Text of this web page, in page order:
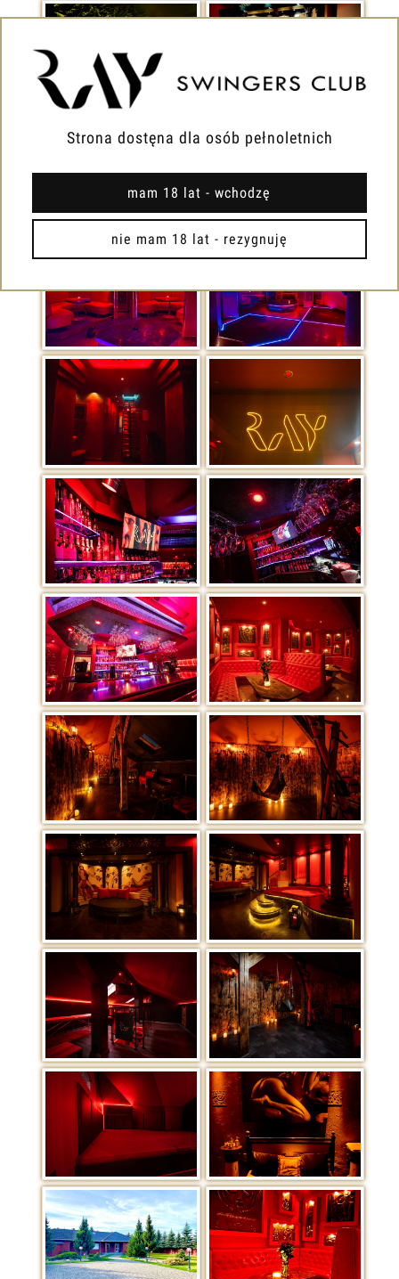
Strona dostęna dla osób pełnoletnich
mam 18 lat - wchodzę
nie mam 18 lat - rezygnuję